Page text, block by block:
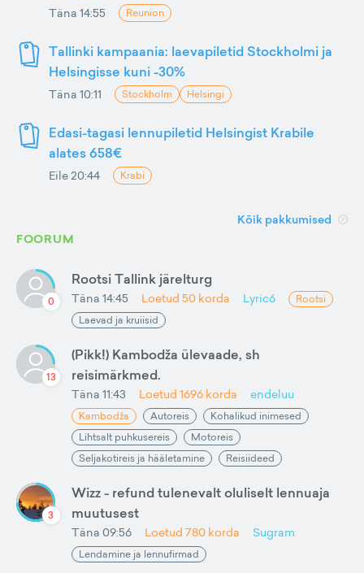
Täna 14:55 Reunion
Tallinki kampaania: laevapiletid Stockholmi ja
Helsingisse kuni -30%
Täna 10:11 Stockholm Helsingi
Edasi-tagasi lennupiletid Helsingist Krabile
alates 658€
Eile 20:44 Krabi
Kõik pakkumised
FOORUM
0
Rootsi Tallink järelturg
Täna 14:45 Loetud 50 korda Lyric6
Rootsi
Laevad ja kruiisid
13
(Pikk!) Kambodža ülevaade, sh
reisimärkmed.
Täna 11:43 Loetud 1696 korda endeluu
Kambodža Autoreis
Kohalikud inimesed
Lihtsalt puhkusereis
Motoreis
Seljakotireis ja hääletamine
Reisiideed
3
Wizz - refund tulenevalt oluliselt lennuaja
muutusest
Täna 09:56 Loetud 780 korda Sugram
Lendamine ja lennufirmad